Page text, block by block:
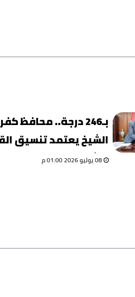
بـ246 درجة.. محافظ كفر
الشيخ يعتمد تنسيق
بالثانوية العامة
08 يوليو 2026 01:00 م